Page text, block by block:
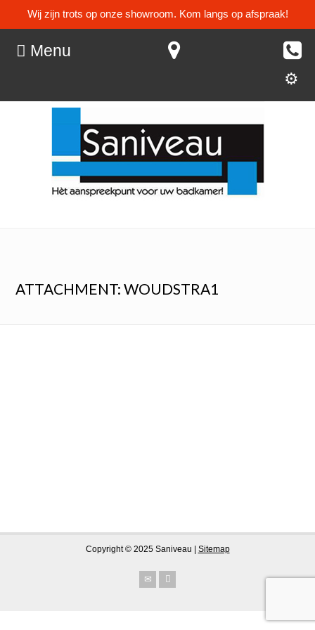
Wij zijn trots op onze showroom. Kom langs op afspraak!
Menu
ATTACHMENT: WOUDSTRA1
Copyright © 2025 Saniveau | Sitemap